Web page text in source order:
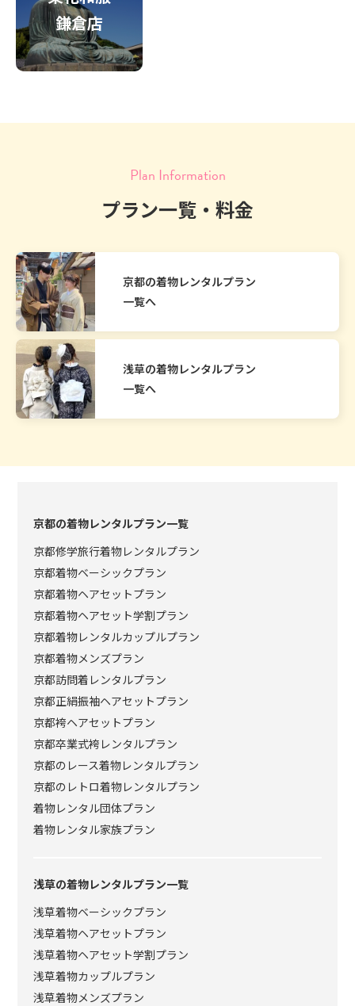
鎌倉店
Plan Information
プラン一覧・料金
京都の着物レンタルプラン
一覧へ
浅草の着物レンタルプラン
一覧へ
京都の着物レンタルプラン一覧
京都修学旅行着物レンタルプラン
京都着物ベーシックプラン
京都着物ヘアセットプラン
京都着物ヘアセット学割プラン
京都着物レンタルカップルプラン
京都着物メンズプラン
京都訪問着レンタルプラン
京都正絹振袖ヘアセットプラン
京都袴ヘアセットプラン
京都卒業式袴レンタルプラン
京都のレース着物レンタルプラン
京都のレトロ着物レンタルプラン
着物レンタル団体プラン
着物レンタル家族プラン
浅草の着物レンタルプラン一覧
浅草着物ベーシックプラン
浅草着物ヘアセットプラン
浅草着物ヘアセット学割プラン
浅草着物カップルプラン
浅草着物メンズプラン